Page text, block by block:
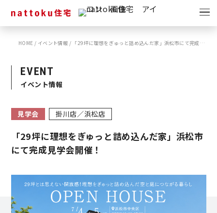
イベント
キャンペーン
ショールーム
モデルハウス
スタッフブログ
HOME / イベント情報 / 「29坪に理想をぎゅっと詰め込んだ家」浜松市にて完成見学会開催！
EVENT
イベント情報
見学会 掛川店／浜松店
「29坪に理想をぎゅっと詰め込んだ家」浜松市
にて完成見学会開催！